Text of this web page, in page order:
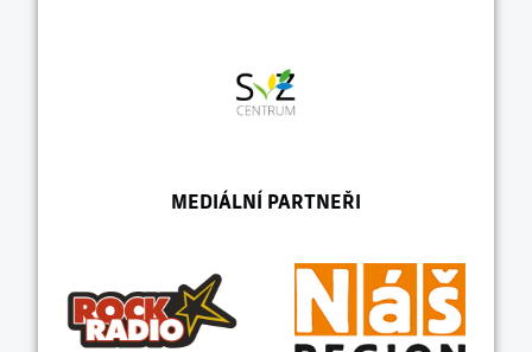
MEDIÁLNÍ PARTNEŘI